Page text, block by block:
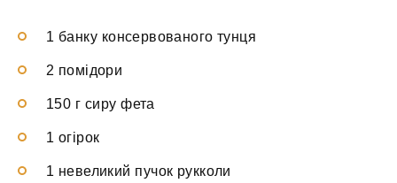
1 банку консервованого тунця
2 помідори
150 г сиру фета
1 огірок
1 невеликий пучок рукколи